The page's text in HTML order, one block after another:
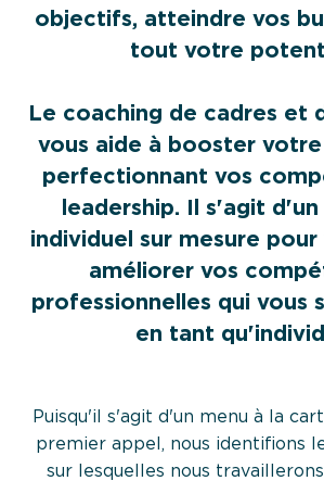
objectifs, atteindre vos
tout votre
Le coaching de cadres et
vous aide à booster
perfectionnant vos
leadership. Il s'agit
individuel sur mesure pour
améliorer vos
professionnelles qui vous
en tant
Puisqu'il s'agit d'un menu à la
premier appel, nous identifions
sur lesquelles nous